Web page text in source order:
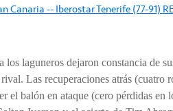
Canaria -- Iberostar Tenerife (77-91)
los laguneros dejaron constancia de
Las recuperaciones atrás (cuatro
el balón en ataque (cero pérdidas en